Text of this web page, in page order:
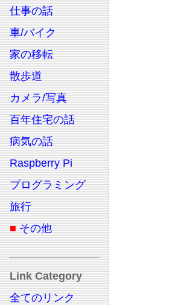
仕事の話
車/バイク
家の移転
散歩道
カメラ/写真
百年住宅の話
病気の話
Raspberry Pi
プログラミング
旅行
■ その他
Link Category
全てのリンク